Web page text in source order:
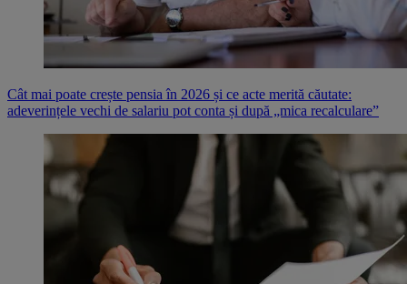
Cât mai poate crește pensia în 2026 și ce acte merită căutate:
adeverințele vechi de salariu pot conta și după „mica recalculare”